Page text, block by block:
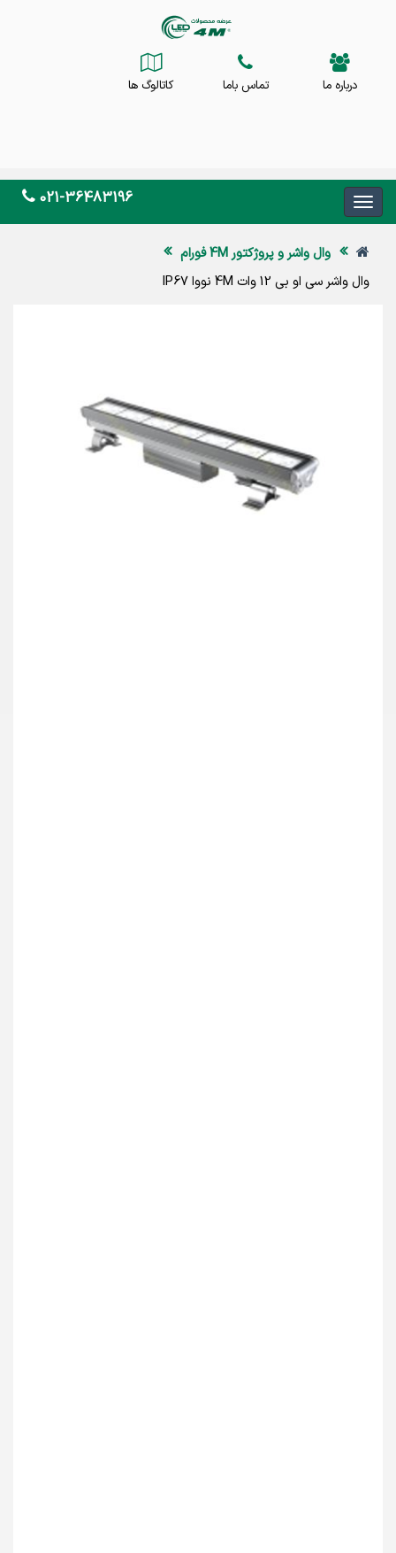
درباره ما تماس باما کاتالوگ ها
021-36483196
وال واشر و پروژکتور 4M فورام
وال واشر سی او بی 12 وات 4M نووا IP67